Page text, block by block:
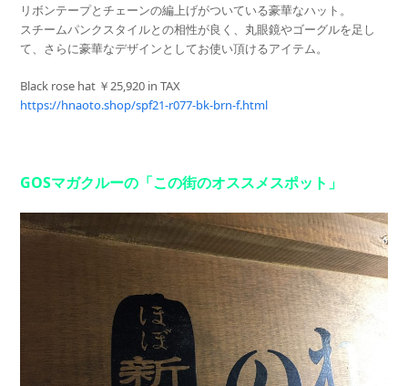
リボンテープとチェーンの編上げがついている豪華なハット。
スチームパンクスタイルとの相性が良く、丸眼鏡やゴーグルを足し
て、さらに豪華なデザインとしてお使い頂けるアイテム。
Black rose hat ￥25,920 in TAX
https://hnaoto.shop/spf21-r077-bk-brn-f.html
GOSマガクルーの「この街のオススメスポット」